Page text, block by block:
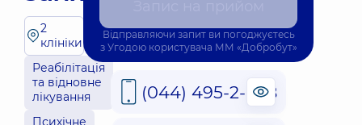
2
клініки
Реабілітація
та відновне
лікування
Психічне
Відправляючи запит ви погоджуєтесь
з Угодою користувача ММ «Добробут»
(044) 495-2-888